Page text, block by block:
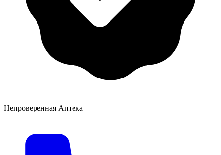
Непроверенная Аптека